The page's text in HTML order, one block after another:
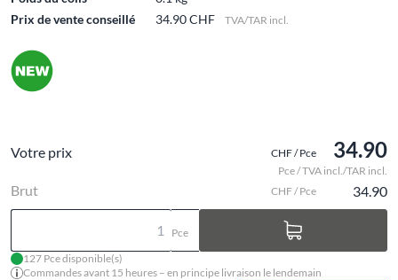
Prix de vente conseillé
34.90 CHF TVA/TAR incl.
Votre prix CHF / Pce 34.90
Pce / TVA incl./TAR incl.
Brut CHF / Pce 34.90
Pce
127 Pce disponible(s)
Commandes avant 15 heures – en principe livraison le lendemain